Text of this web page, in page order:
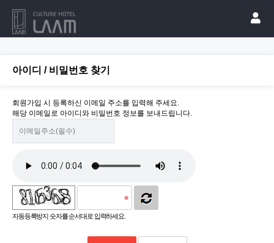
아이디 / 비밀번호 찾기
회원가입 시 등록하신 이메일 주소를 입력해 주세요.
해당 이메일로 아이디와 비밀번호 정보를 보내드립니다.
자동등록방지 숫자를 순서대로 입력하세요.